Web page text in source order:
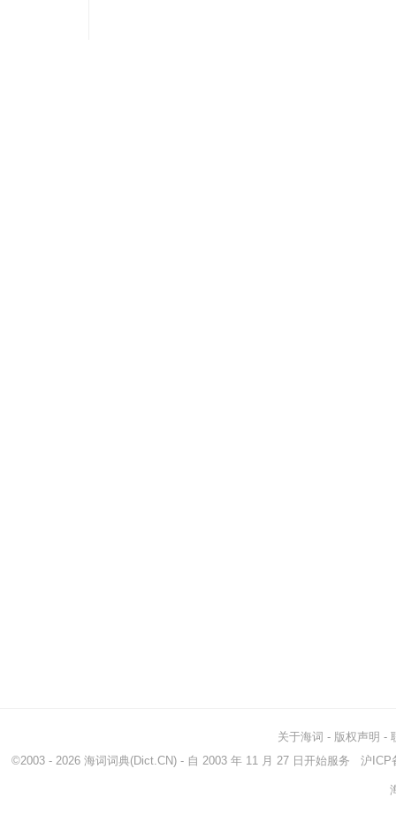
关于海词 - 版权声明 -
©2003 - 2026 海词词典(Dict.CN) - 自 2003 年 11 月 27 日开始服务 沪ICP